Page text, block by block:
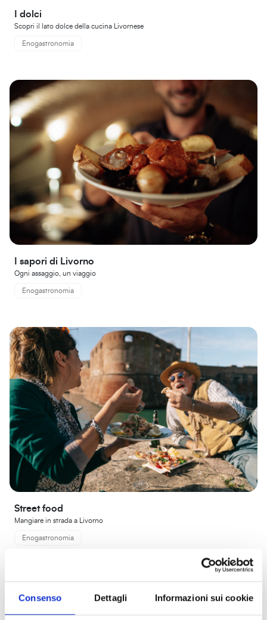
Consenso Dettagli Informazioni sui cookie
I dolci
Scopri il lato dolce della cucina Livornese
Enogastronomia
I sapori di Livorno
Ogni assaggio, un viaggio
Enogastronomia
Street food
Mangiare in strada a Livorno
Enogastronomia